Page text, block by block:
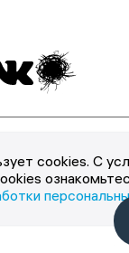
cookies. С